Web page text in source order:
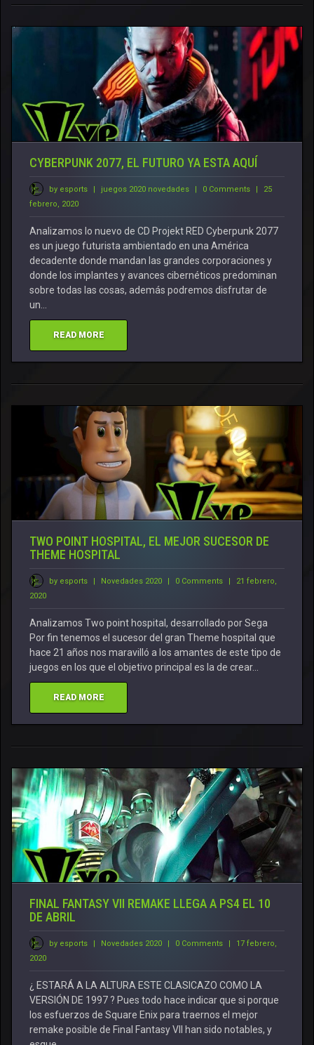
CYBERPUNK 2077, EL FUTURO YA ESTA AQUÍ
by esports | juegos 2020 novedades | 0 Comments |
25
febrero, 2020
Analizamos lo nuevo de CD Projekt RED Cyberpunk 2077
es un juego futurista ambientado en una América
decadente donde mandan las grandes corporaciones y
donde los implantes y avances cibernéticos predominan
sobre todas las cosas, además podremos disfrutar de
un…
READ MORE
TWO POINT HOSPITAL, EL MEJOR SUCESOR DE
THEME HOSPITAL
by esports | Novedades 2020 | 0 Comments |
21 febrero,
2020
Analizamos Two point hospital, desarrollado por Sega
Por fin tenemos el sucesor del gran Theme hospital que
hace 21 años nos maravilló a los amantes de este tipo de
juegos en los que el objetivo principal es la de crear…
READ MORE
FINAL FANTASY VII REMAKE LLEGA A PS4 EL 10
DE ABRIL
by esports Novedades 2020 0 Comments
17 febrero,
2020
¿ ESTARÁ A LA ALTURA ESTE CLASICAZO COMO LA
VERSIÓN DE 1997 ? Pues todo hace indicar que si porque
los esfuerzos de Square Enix para traernos el mejor
remake posible de Final Fantasy VII han sido notables, y